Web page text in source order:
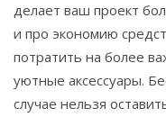
делает ваш проект
и про экономию
потратить на более
уютные аксессуары.
случае нельзя